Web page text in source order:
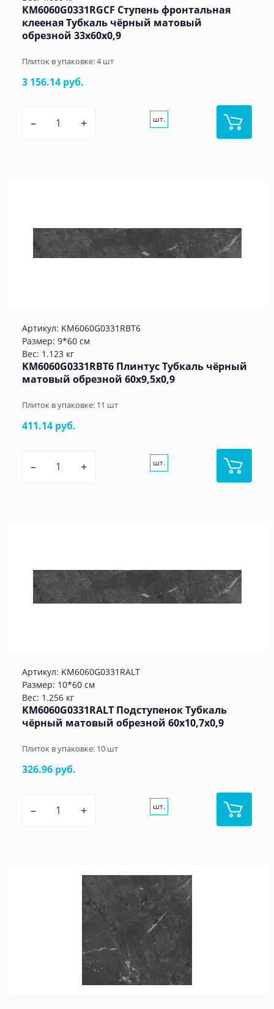
KM6060G0331RGCF Ступень фронтальная
клееная Тубкаль чёрный матовый
обрезной 33x60x0,9
Плиток в упаковке:4шт
3 156.14 руб.
– + шт.
Артикул: KM6060G0331RBT6
Размер: 9*60 см
Вес: 1.123 кг
KM6060G0331RBT6 Плинтус Тубкаль чёрный
матовый обрезной 60x9,5x0,9
Плиток в упаковке: 11 шт
411.14 руб.
– + шт.
Артикул: KM6060G0331RALT
Размер: 10*60 см
Вес: 1.256 кг
KM6060G0331RALT Подступенок Тубкаль
чёрный матовый обрезной 60x10,7x0,9
Плиток в упаковке: 10 шт
326.96 руб.
– + шт.